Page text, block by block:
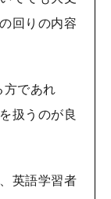
回りの内容
方であれ
扱うのが良
英語学習者